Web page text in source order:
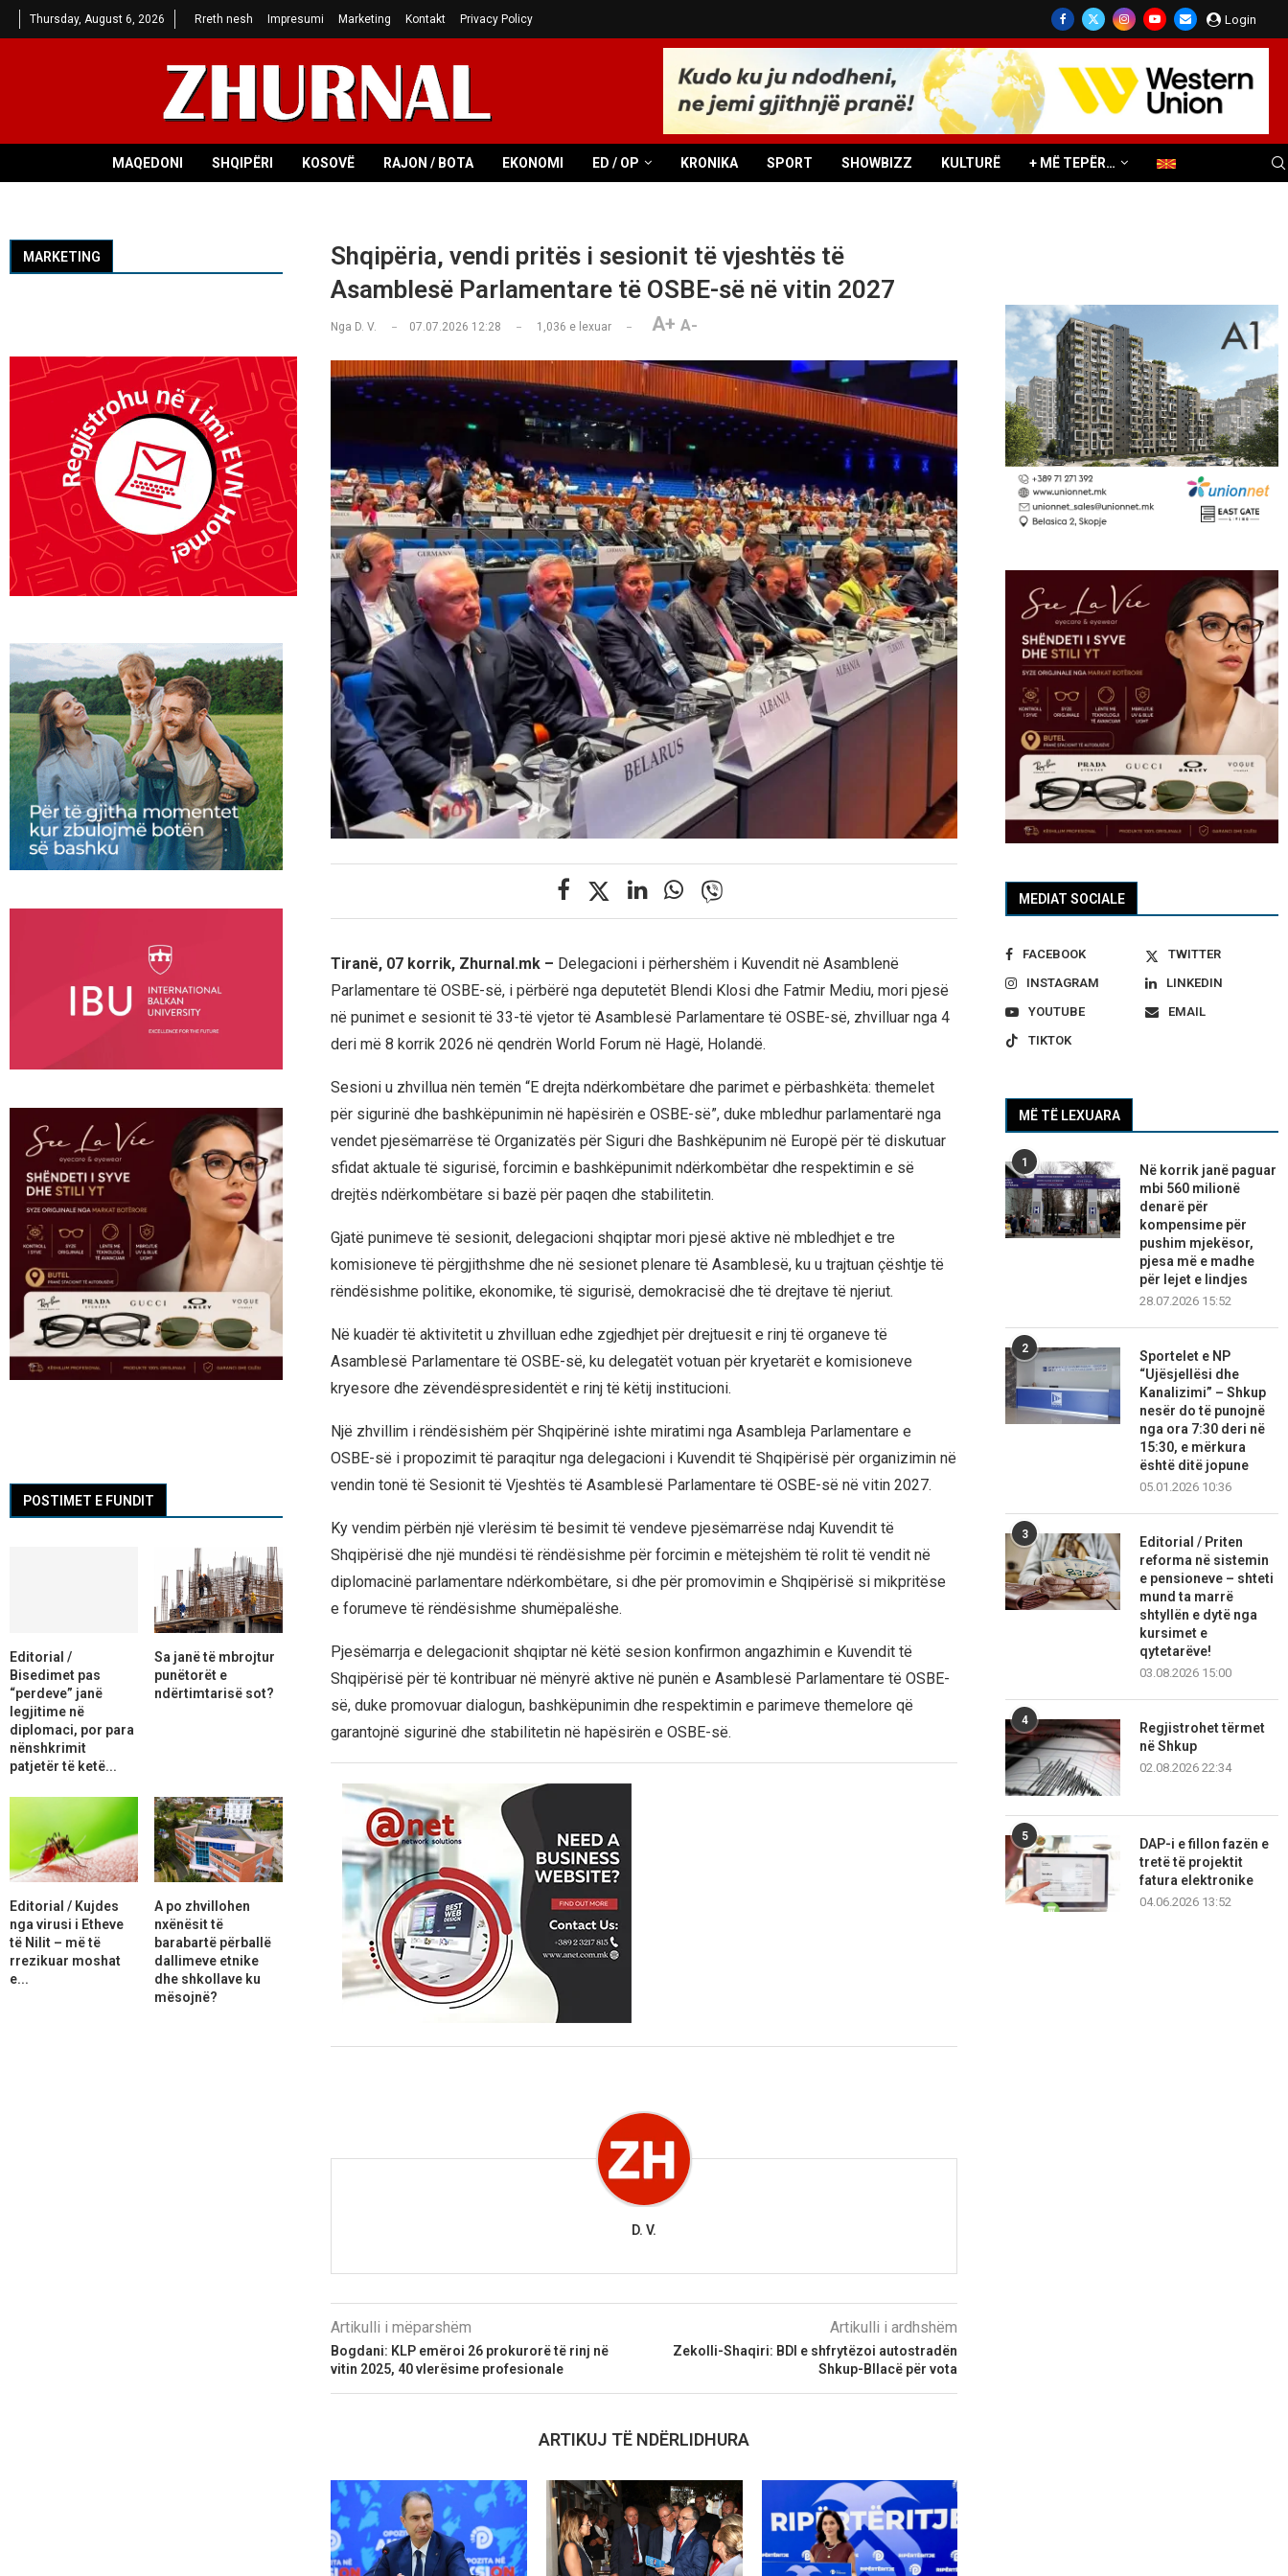
Thursday, August 6, 2026 Rreth nesh Impresumi Marketing Kontakt Privacy Policy Login
MAQEDONI SHQIPËRI KOSOVË RAJON / BOTA EKONOMI ED / OP KRONIKA SPORT SHOWBIZZ KULTURË + MË TEPËR…
Shqipëria, vendi pritës i sesionit të vjeshtës të
Asamblesë Parlamentare të OSBE-së në vitin 2027
Nga D. V. 07.07.2026 12:28 1,036 e lexuar A+ A-
Tiranë, 07 korrik, Zhurnal.mk – Delegacioni i përhershëm i Kuvendit në Asamblenë
Parlamentare të OSBE-së, i përbërë nga deputetët Blendi Klosi dhe Fatmir Mediu, mori pjesë
në punimet e sesionit të 33-të vjetor të Asamblesë Parlamentare të OSBE-së, zhvilluar nga 4
deri më 8 korrik 2026 në qendrën World Forum në Hagë, Holandë.
Sesioni u zhvillua nën temën “E drejta ndërkombëtare dhe parimet e përbashkëta: themelet
për sigurinë dhe bashkëpunimin në hapësirën e OSBE-së”, duke mbledhur parlamentarë nga
vendet pjesëmarrëse të Organizatës për Siguri dhe Bashkëpunim në Europë për të diskutuar
sfidat aktuale të sigurisë, forcimin e bashkëpunimit ndërkombëtar dhe respektimin e së
drejtës ndërkombëtare si bazë për paqen dhe stabilitetin.
Gjatë punimeve të sesionit, delegacioni shqiptar mori pjesë aktive në mbledhjet e tre
komisioneve të përgjithshme dhe në sesionet plenare të Asamblesë, ku u trajtuan çështje të
rëndësishme politike, ekonomike, të sigurisë, demokracisë dhe të drejtave të njeriut.
Në kuadër të aktivitetit u zhvilluan edhe zgjedhjet për drejtuesit e rinj të organeve të
Asamblesë Parlamentare të OSBE-së, ku delegatët votuan për kryetarët e komisioneve
kryesore dhe zëvendëspresidentët e rinj të këtij institucioni.
Një zhvillim i rëndësishëm për Shqipërinë ishte miratimi nga Asambleja Parlamentare e
OSBE-së i propozimit të paraqitur nga delegacioni i Kuvendit të Shqipërisë për organizimin në
vendin tonë të Sesionit të Vjeshtës të Asamblesë Parlamentare të OSBE-së në vitin 2027.
Ky vendim përbën një vlerësim të besimit të vendeve pjesëmarrëse ndaj Kuvendit të
Shqipërisë dhe një mundësi të rëndësishme për forcimin e mëtejshëm të rolit të vendit në
diplomacinë parlamentare ndërkombëtare, si dhe për promovimin e Shqipërisë si mikpritëse
e forumeve të rëndësishme shumëpalëshe.
Pjesëmarrja e delegacionit shqiptar në këtë sesion konfirmon angazhimin e Kuvendit të
Shqipërisë për të kontribuar në mënyrë aktive në punën e Asamblesë Parlamentare të OSBE-
së, duke promovuar dialogun, bashkëpunimin dhe respektimin e parimeve themelore që
garantojnë sigurinë dhe stabilitetin në hapësirën e OSBE-së.
D. V.
Artikulli i mëparshëm
Bogdani: KLP emëroi 26 prokurorë të rinj në
vitin 2025, 40 vlerësime profesionale
Artikulli i ardhshëm
Zekolli-Shaqiri: BDI e shfrytëzoi autostradën
Shkup-Bllacë për vota
ARTIKUJ TË NDËRLIDHURA
MEDIAT SOCIALE
FACEBOOK
TWITTER
INSTAGRAM
LINKEDIN
YOUTUBE
EMAIL
TIKTOK
MË TË LEXUARA
1
Në korrik janë paguar
mbi 560 milionë
denarë për
kompensime për
pushim mjekësor,
pjesa më e madhe
për lejet e lindjes
28.07.2026 15:52
2
Sportelet e NP
“Ujësjellësi dhe
Kanalizimi” – Shkup
nesër do të punojnë
nga ora 7:30 deri në
15:30, e mërkura
është ditë jopune
05.01.2026 10:36
3
Editorial / Priten
reforma në sistemin
e pensioneve – shteti
mund ta marrë
shtyllën e dytë nga
kursimet e
qytetarëve!
03.08.2026 15:00
4
Regjistrohet tërmet
në Shkup
02.08.2026 22:34
5
DAP-i e fillon fazën e
tretë të projektit
fatura elektronike
04.06.2026 13:52
MARKETING
POSTIMET E FUNDIT
Editorial /
Bisedimet pas
“perdeve” janë
legjitime në
diplomaci, por para
nënshkrimit
patjetër të ketë...
Sa janë të mbrojtur
punëtorët e
ndërtimtarisë sot?
Editorial / Kujdes
nga virusi i Etheve
të Nilit – më të
rrezikuar moshat
e...
A po zhvillohen
nxënësit të
barabartë përballë
dallimeve etnike
dhe shkollave ku
mësojnë?